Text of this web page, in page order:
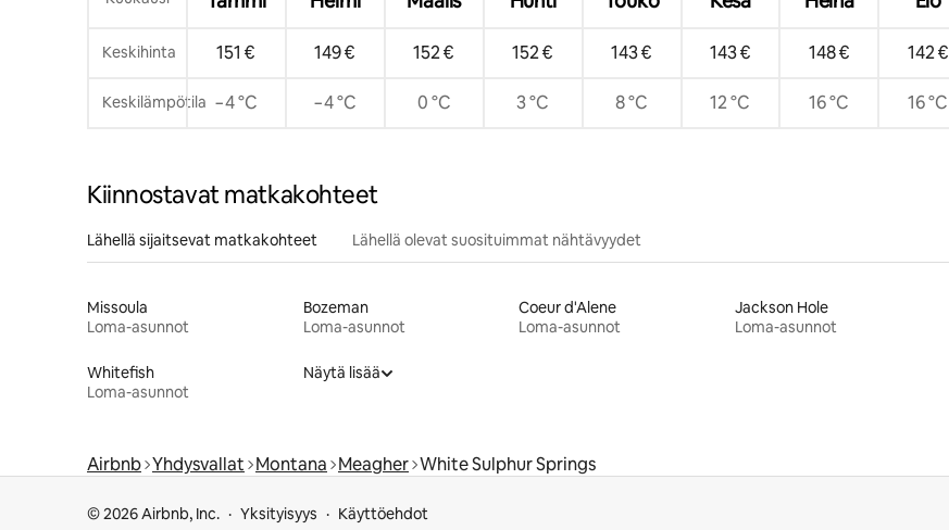
Keskihinta 151 € 149 € 152 € 152 € 143 € 143 € 148 € 142 €
Keskilämpötila −4 °C −4 °C 0 °C 3 °C 8 °C 12 °C 16 °C 16 °C
Kiinnostavat matkakohteet
Lähellä sijaitsevat matkakohteet Lähellä olevat suosituimmat nähtävyydet
Missoula
Loma-asunnot
Bozeman
Loma-asunnot
Coeur d'Alene
Loma-asunnot
Jackson Hole
Loma-asunnot
Whitefish
Loma-asunnot
Näytä lisää
Airbnb Yhdysvallat Montana Meagher White Sulphur Springs
© 2026 Airbnb, Inc. Yksityisyys Käyttöehdot